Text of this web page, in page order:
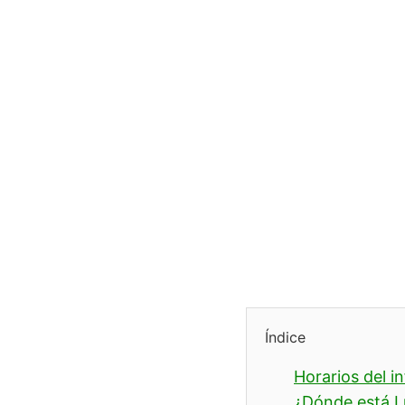
Índice
Horarios del